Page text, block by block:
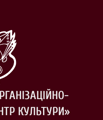
КУЛЬТУРИ»